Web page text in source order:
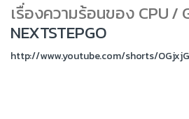
เรื่องความร้อนของ CPU /
NEXTSTEPGO
http://www.youtube.com/shorts/